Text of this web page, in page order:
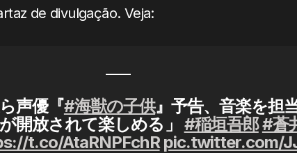
de divulgação. Veja:
声優『#海獣の子供』予告、音楽を担
開放されて楽しめる」 #稲垣吾郎#蒼
t.co/AtaRNPFchR pic.twitter.com/